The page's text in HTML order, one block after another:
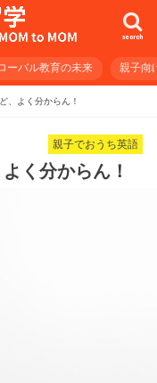
search
ーバル教育の未来 親子向
、よく分からん！
親子でおうち英語
く分からん！